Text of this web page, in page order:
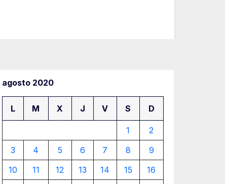
agosto 2020
L M X J V S D
1
2
3
4 5 6 7 8
9
10
11 12 13 14 15
16